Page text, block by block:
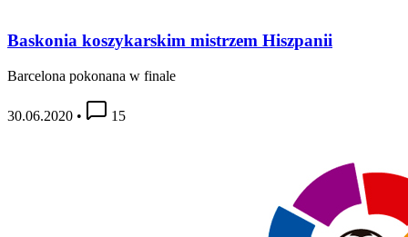
Baskonia koszykarskim mistrzem Hiszpanii
Barcelona pokonana w finale
30.06.2020 • 15